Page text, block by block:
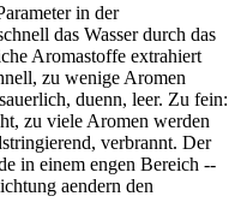
in der
das Wasser durch das
Aromastoffe extrahiert
zu wenige Aromen
duenn, leer. Zu fein:
zu viele Aromen werden
verbrannt. Der
in einem engen Bereich --
aendern den